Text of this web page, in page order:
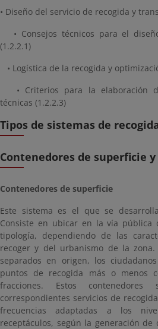
• Diseño del servicio de recogida y
• Consejos técnicos para el
(1.2.2.1)
• Logística de la recogida y
• Criterios para la elaboración
técnicas (1.2.2.3)
Tipos de sistemas de
Contenedores de superficie
Contenedores de superficie
Este sistema es el que se
Consiste en ubicar en la vía pública
tipología, dependiendo de las
recoger y del urbanismo de la
separados en origen, los
puntos de recogida más o menos
fracciones. Estos
correspondientes servicios de
frecuencias adaptadas a los
receptáculos, según la generación de